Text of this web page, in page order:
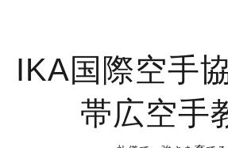
IKA国際空手
帯広空手